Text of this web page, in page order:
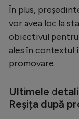
JO
În plus,
vor avea loc la
obiectivul pentru
ales în contextul
promovare.
Ultimele
Reșița după